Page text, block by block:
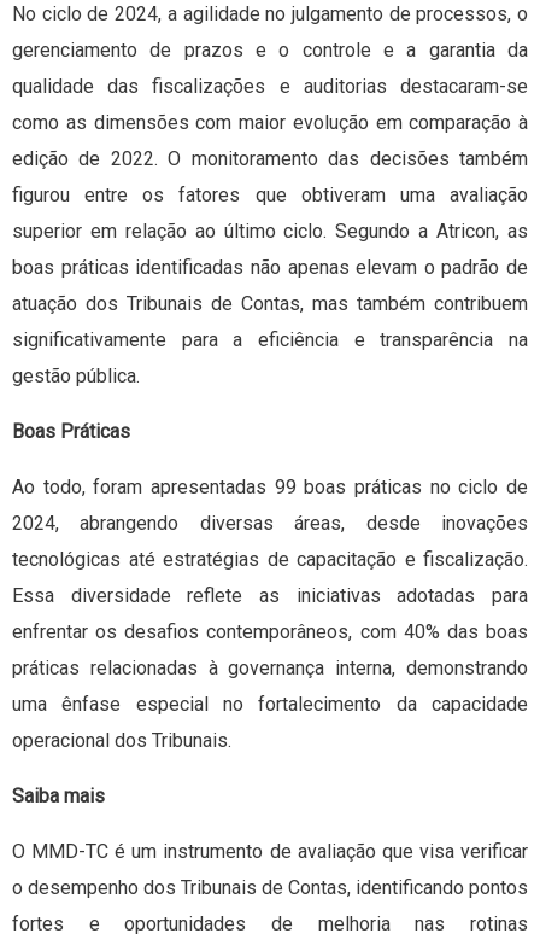
No ciclo de 2024, a agilidade no julgamento de processos, o
gerenciamento de prazos e o controle e a garantia da
qualidade das fiscalizações e auditorias destacaram-se
como as dimensões com maior evolução em comparação à
edição de 2022. O monitoramento das decisões também
figurou entre os fatores que obtiveram uma avaliação
superior em relação ao último ciclo. Segundo a Atricon, as
boas práticas identificadas não apenas elevam o padrão de
atuação dos Tribunais de Contas, mas também contribuem
significativamente para a eficiência e transparência na
gestão pública.
Boas Práticas
Ao todo, foram apresentadas 99 boas práticas no ciclo de
2024, abrangendo diversas áreas, desde inovações
tecnológicas até estratégias de capacitação e fiscalização.
Essa diversidade reflete as iniciativas adotadas para
enfrentar os desafios contemporâneos, com 40% das boas
práticas relacionadas à governança interna, demonstrando
uma ênfase especial no fortalecimento da capacidade
operacional dos Tribunais.
Saiba mais
O MMD-TC é um instrumento de avaliação que visa verificar
o desempenho dos Tribunais de Contas, identificando pontos
fortes e oportunidades de melhoria nas rotinas